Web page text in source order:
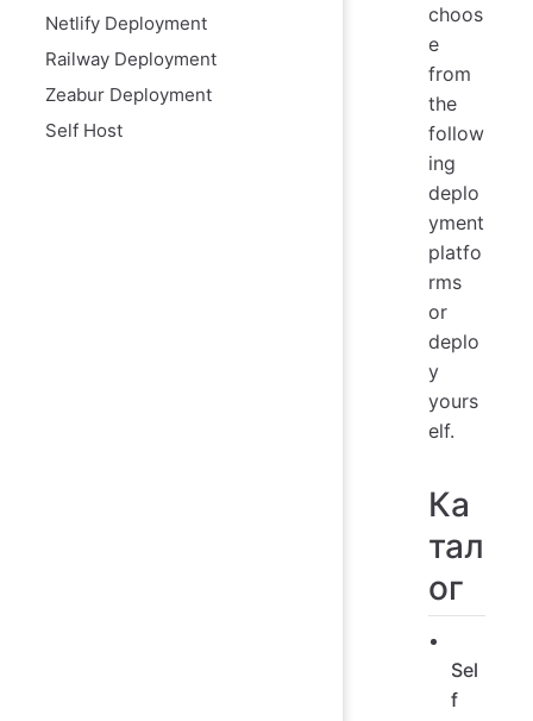
Netlify Deployment
Railway Deployment
Zeabur Deployment
Self Host
choos
e
from
the
follow
ing
deplo
yment
platfo
rms
or
deplo
y
yours
elf.
Ка
тал
ог
Sel
f